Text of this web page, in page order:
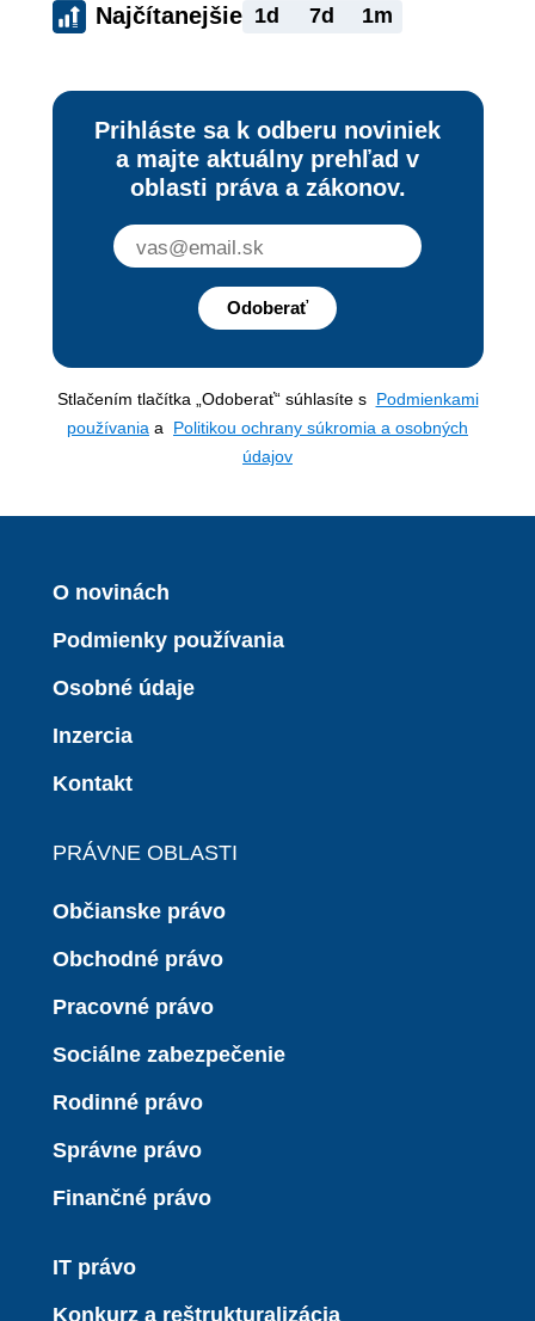
Najčítanejšie 1d 7d 1m
Prihláste sa k odberu noviniek
a majte aktuálny prehľad v
oblasti práva a zákonov.
Odoberať
Stlačením tlačítka „Odoberať“ súhlasíte s Podmienkami
používania a Politikou ochrany súkromia a osobných
údajov
O novinách
Podmienky používania
Osobné údaje
Inzercia
Kontakt
PRÁVNE OBLASTI
Občianske právo
Obchodné právo
Pracovné právo
Sociálne zabezpečenie
Rodinné právo
Správne právo
Finančné právo
IT právo
Konkurz a reštrukturalizácia